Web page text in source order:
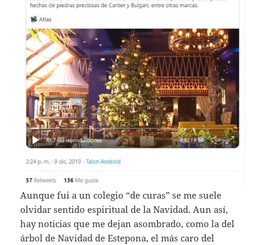
Aunque fui a un colegio “de curas” se me suele
olvidar sentido espiritual de la Navidad. Aun así,
hay noticias que me dejan asombrado, como la del
árbol de Navidad de Estepona, el más caro del